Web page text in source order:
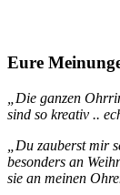
Eure
„Die ganzen
sind so kreativ ..
„Du zauberst mir
besonders an
sie an meinen